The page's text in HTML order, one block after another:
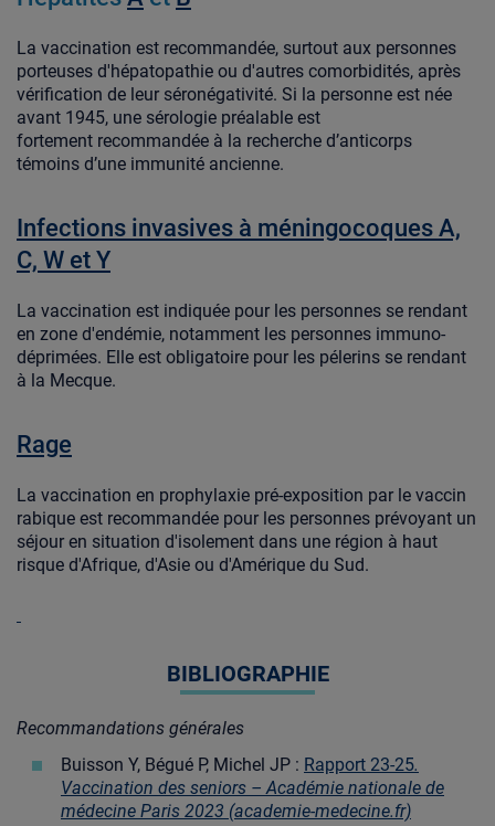
La vaccination est recommandée, surtout aux personnes
porteuses d'hépatopathie ou d'autres comorbidités, après
vérification de leur séronégativité. Si la personne est née
avant 1945, une sérologie préalable est
fortement recommandée à la recherche d’anticorps
témoins d’une immunité ancienne.
Infections invasives à méningocoques A,
C, W et Y
La vaccination est indiquée pour les personnes se rendant
en zone d'endémie, notamment les personnes immuno-
déprimées. Elle est obligatoire pour les pélerins se rendant
à la Mecque.
Rage
La vaccination en prophylaxie pré-exposition par le vaccin
rabique est recommandée pour les personnes prévoyant un
séjour en situation d'isolement dans une région à haut
risque d'Afrique, d'Asie ou d'Amérique du Sud.
BIBLIOGRAPHIE
Recommandations générales
Buisson Y, Bégué P, Michel JP : Rapport 23-25.
Vaccination des seniors – Académie nationale de
médecine Paris 2023 (academie-medecine.fr)